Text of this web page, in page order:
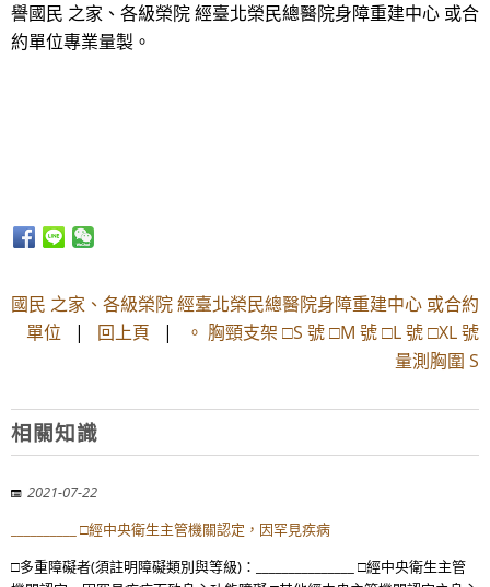
譽國民 之家、各級榮院 經臺北榮民總醫院身障重建中心 或合
約單位專業量製。
國民 之家、各級榮院 經臺北榮民總醫院身障重建中心 或合約
單位 | 回上頁 |
。 胸頸支架 □S 號 □M 號 □L 號 □XL 號
量測胸圍 S
相關知識
2021-07-22
__________ □經中央衛生主管機關認定，因罕見疾病
□多重障礙者(須註明障礙類別與等級)：_______________ □經中央衛生主管